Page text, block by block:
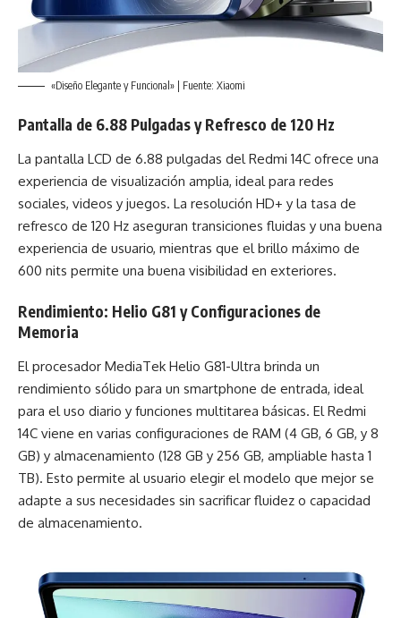
«Diseño Elegante y Funcional» | Fuente: Xiaomi
Pantalla de 6.88 Pulgadas y Refresco de 120 Hz
La pantalla LCD de 6.88 pulgadas del Redmi 14C ofrece una
experiencia de visualización amplia, ideal para redes
sociales, videos y juegos. La resolución HD+ y la tasa de
refresco de 120 Hz aseguran transiciones fluidas y una buena
experiencia de usuario, mientras que el brillo máximo de
600 nits permite una buena visibilidad en exteriores.
Rendimiento: Helio G81 y Configuraciones de
Memoria
El procesador MediaTek Helio G81-Ultra brinda un
rendimiento sólido para un smartphone de entrada, ideal
para el uso diario y funciones multitarea básicas. El Redmi
14C viene en varias configuraciones de RAM (4 GB, 6 GB, y 8
GB) y almacenamiento (128 GB y 256 GB, ampliable hasta 1
TB). Esto permite al usuario elegir el modelo que mejor se
adapte a sus necesidades sin sacrificar fluidez o capacidad
de almacenamiento.